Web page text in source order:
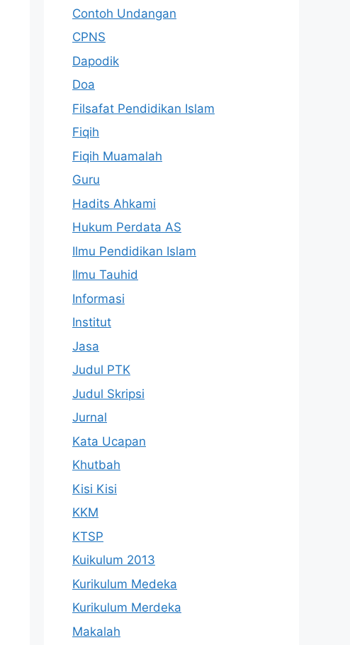
Contoh Undangan
CPNS
Dapodik
Doa
Filsafat Pendidikan Islam
Fiqih
Fiqih Muamalah
Guru
Hadits Ahkami
Hukum Perdata AS
Ilmu Pendidikan Islam
Ilmu Tauhid
Informasi
Institut
Jasa
Judul PTK
Judul Skripsi
Jurnal
Kata Ucapan
Khutbah
Kisi Kisi
KKM
KTSP
Kuikulum 2013
Kurikulum Medeka
Kurikulum Merdeka
Makalah